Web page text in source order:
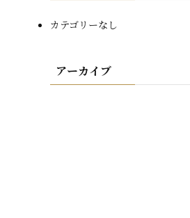
カテゴリーなし
アーカイブ